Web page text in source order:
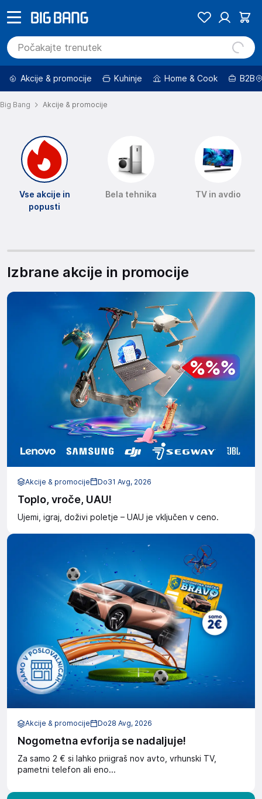
Akcije & promocije Kuhinje Home & Cook B2B
Big Bang Akcije & promocije
Vse akcije in
popusti
Bela tehnika TV in avdio
Izbrane akcije in promocije
Toplo, vroče, UAU!
Ujemi, igraj, doživi poletje – UAU je vključen v ceno.
Akcije & promocije Do31 Avg, 2026
Nogometna evforija se nadaljuje!
Za samo 2 € si lahko priigraš nov avto, vrhunski TV,
pametni telefon ali eno...
Akcije & promocije Do28 Avg, 2026